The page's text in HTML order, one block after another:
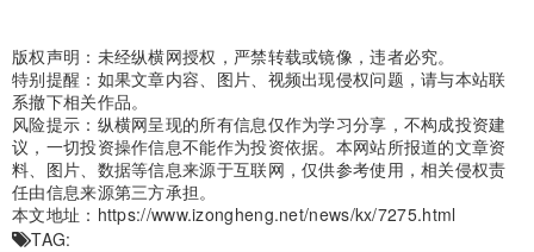
版权声明：未经纵横网授权，严禁转载或镜像，违者必究。
特别提醒：如果文章内容、图片、视频出现侵权问题，请与本站联
系撤下相关作品。
风险提示：纵横网呈现的所有信息仅作为学习分享，不构成投资建
议，一切投资操作信息不能作为投资依据。本网站所报道的文章资
料、图片、数据等信息来源于互联网，仅供参考使用，相关侵权责
任由信息来源第三方承担。
本文地址： https://www.izongheng.net/news/kx/7275.html
TAG: